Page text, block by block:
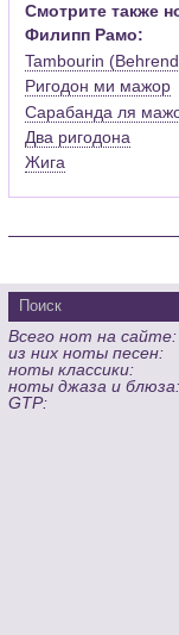
Смотрите также
Филипп Рамо:
Tambourin
Ригодон ми мажор
Сарабанда ля
Два ригодона
Жига
Всего нот на сайте:
из них ноты песен:
ноты классики:
ноты джаза и блюза:
GTP: